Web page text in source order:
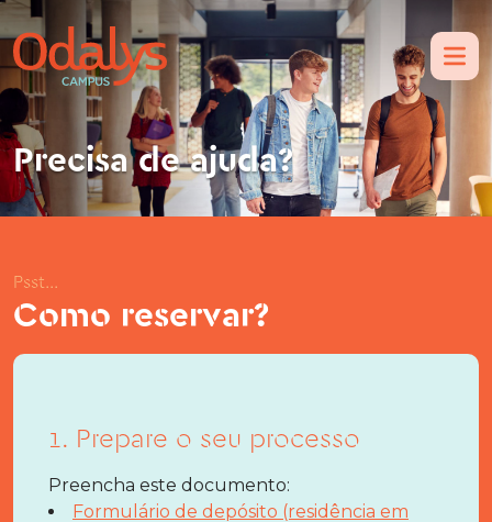
Precisa de ajuda?
Psst...
Como reservar?
1. Prepare o seu processo
Preencha este documento:
Formulário de depósito (residência em